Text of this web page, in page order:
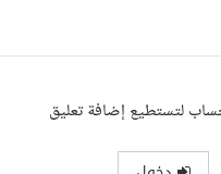
لتستطيع إضافة تعليق